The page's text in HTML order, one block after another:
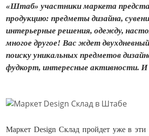
«Штаб» участники маркета
продукцию: предметы дизайна,
интерьерные решения, одежду,
многое другое! Вас ждет
поиску уникальных предметов
фудкорт, интересные активности. И
Маркет Design Склад пройдет уже в